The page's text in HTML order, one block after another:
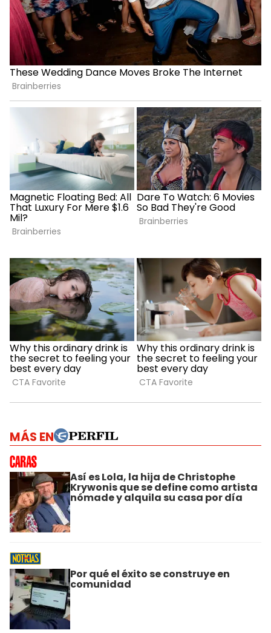
MÁS EN
Así es Lola, la hija de Christophe
Krywonis que se define como artista
nómade y alquila su casa por día
Por qué el éxito se construye en
comunidad